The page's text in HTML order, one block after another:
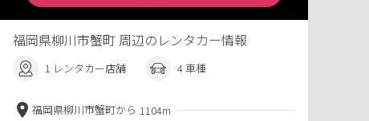
福岡県柳川市蟹町 周辺のレンタカー情報
1 レンタカー店舗 4 車種
福岡県柳川市蟹町から 1104m